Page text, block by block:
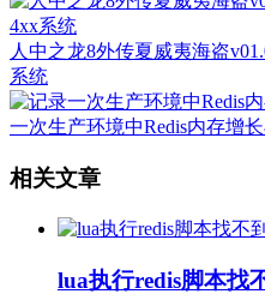
人中之龙8外传夏威夷海盗
系统
一次生产环境中Redis内存增
相关文章
lua执行redis脚本找